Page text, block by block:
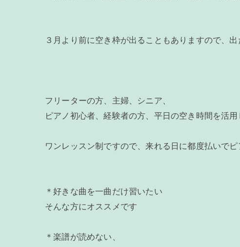
３月より前に空き枠が出ることもありますので、
フリーターの方、主婦、シニア、
ピアノ初心者、経験者の方、平日の空き時間を活
ワンレッスン制ですので、来れる日に都度払いで
＊好きな曲を一曲だけ習いたい
そんな方にオススメです
＊楽譜が読めない、